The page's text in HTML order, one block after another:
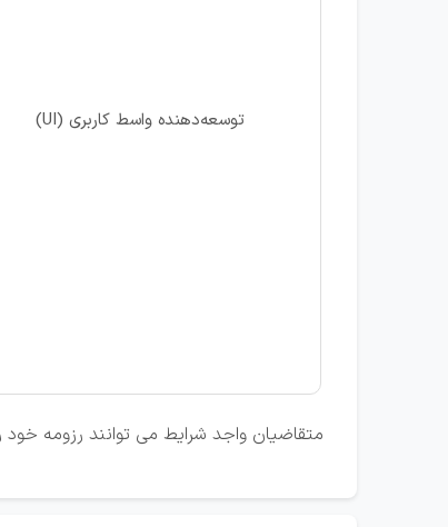
توسعه‌‌دهنده واسط کاربری (UI)
متقاضیان واجد شرایط می توانند رزومه خود